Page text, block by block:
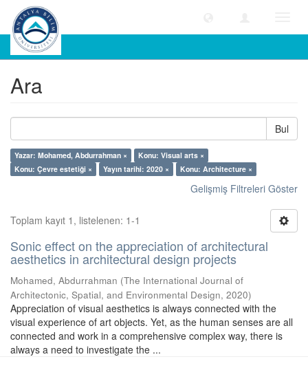
Ara
Ara
Bul
Yazar: Mohamed, Abdurrahman ×
Konu: Visual arts ×
Konu: Çevre estetiği ×
Yayın tarihi: 2020 × Konu: Architecture ×
Gelişmiş Filtreleri Göster
Toplam kayıt 1, listelenen: 1-1
Sonic effect on the appreciation of architectural
aesthetics in architectural design projects
Mohamed, Abdurrahman (The International Journal of
Architectonic, Spatial, and Environmental Design, 2020)
Appreciation of visual aesthetics is always connected with the
visual experience of art objects. Yet, as the human senses are all
connected and work in a comprehensive complex way, there is
always a need to investigate the ...